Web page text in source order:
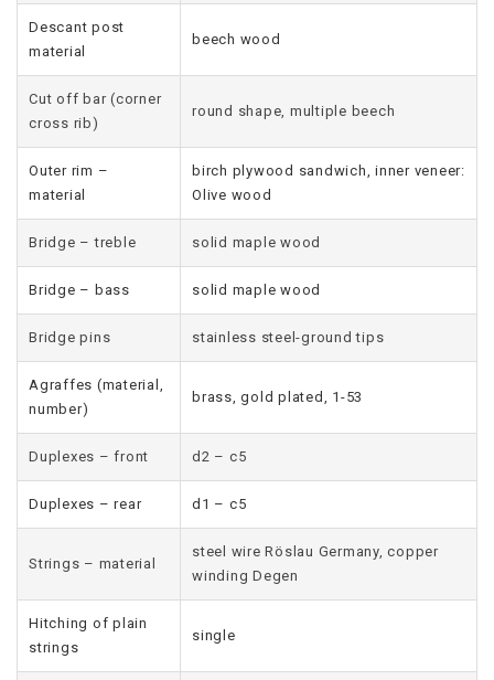
Descant post
material
beech wood
Cut off bar (corner
cross rib)
round shape, multiple beech
Outer rim –
material
birch plywood sandwich, inner veneer:
Olive wood
Bridge – treble solid maple wood
Bridge – bass solid maple wood
Bridge pins stainless steel-ground tips
Agraffes (material,
number)
brass, gold plated, 1-53
Duplexes – front d2 – c5
Duplexes – rear d1 – c5
Strings – material
steel wire Röslau Germany, copper
winding Degen
Hitching of plain
strings
single